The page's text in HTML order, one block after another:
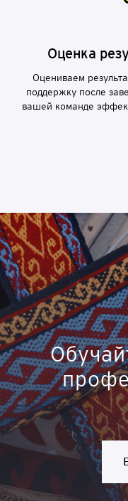
Оценка
Оцениваем
поддержку после
вашей команде